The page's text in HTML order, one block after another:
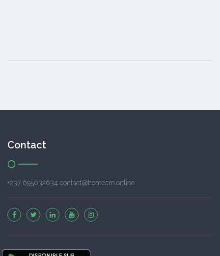
Contact
+237 695032634 contact@homecm.online